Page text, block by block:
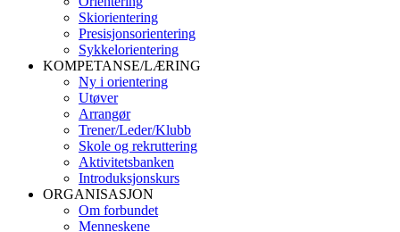
Skiorientering
Presisjonsorientering
Sykkelorientering
KOMPETANSE/LÆRING
Ny i orientering
Utøver
Arrangør
Trener/Leder/Klubb
Skole og rekruttering
Aktivitetsbanken
Introduksjonskurs
ORGANISASJON
Om forbundet
Menneskene